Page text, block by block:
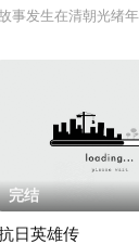
了一
结婚二十余年，两
事发生在清朝光绪
完结
日英雄传